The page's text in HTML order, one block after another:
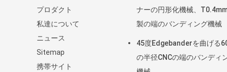
プロダクト
私達について
ニュース
Sitemap
携帯サイト
ナーの円形化機械、
製の端のバンディング機械
45度Edgebanderを曲げる
の半径CNCの端のバンディ